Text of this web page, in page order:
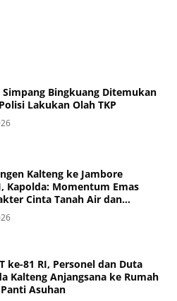
Simpang Bingkuang Ditemukan
Lakukan Olah TKP
Kalteng ke Jambore
Kapolda: Momentum Emas
Cinta Tanah Air dan
dan Duta
Kalteng Anjangsana ke Rumah
Asuhan